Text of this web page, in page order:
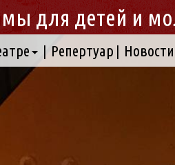
для детей и
Репертуар Новости